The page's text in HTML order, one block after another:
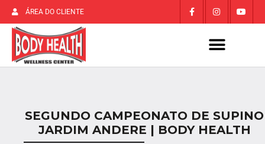
ÁREA DO CLIENTE
SEGUNDO CAMPEONATO DE SUPINO
JARDIM ANDERE | BODY HEALTH